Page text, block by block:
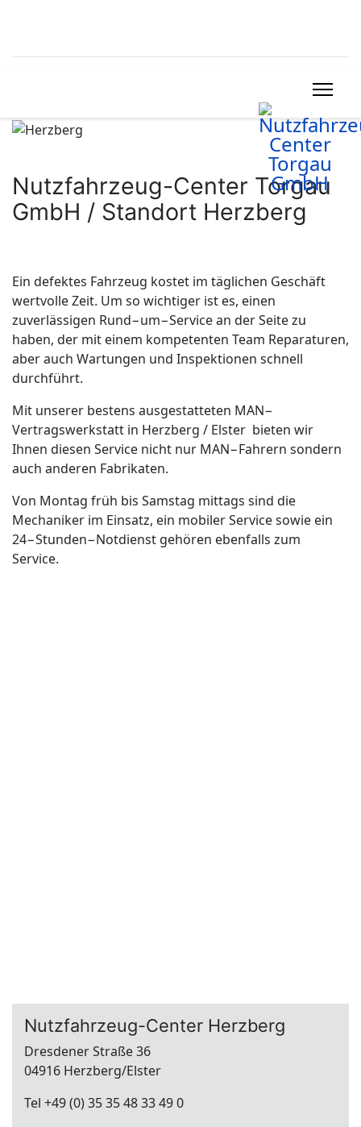
Nutzfahrzeug-Center Torgau
GmbH / Standort Herzberg
Ein defektes Fahrzeug kostet im täglichen Geschäft
wertvolle Zeit. Um so wichtiger ist es, einen
zuverlässigen Rund−um−Service an der Seite zu
haben, der mit einem kompetenten Team Reparaturen,
aber auch Wartungen und Inspektionen schnell
durchführt.
Mit unserer bestens ausgestatteten MAN−
Vertragswerkstatt in Herzberg / Elster bieten wir
Ihnen diesen Service nicht nur MAN−Fahrern sondern
auch anderen Fabrikaten.
Von Montag früh bis Samstag mittags sind die
Mechaniker im Einsatz, ein mobiler Service sowie ein
24−Stunden−Notdienst gehören ebenfalls zum
Service.
Nutzfahrzeug-Center Herzberg
Dresdener Straße 36
04916 Herzberg/Elster
Tel +49 (0) 35 35 48 33 49 0